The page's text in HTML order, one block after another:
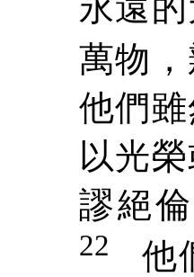
萬物
他們
以光
謬絕
22 他